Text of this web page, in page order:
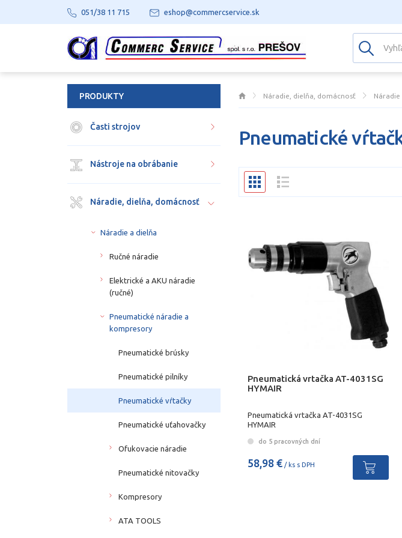
Náradie, dielňa, domácnosť Náradie
Pneumatické
Pneumatická vrtačka AT-4031SG
HYMAIR
Pneumatická vrtačka AT-4031SG
HYMAIR
do 5 pracovných dní
58,98 € / ks s DPH
PRODUKTY
Časti strojov
Nástroje na obrábanie
Náradie, dielňa, domácnosť
Náradie a dielňa
Ručné náradie
Elektrické a AKU náradie
(ručné)
Pneumatické náradie a
kompresory
Pneumatické brúsky
Pneumatické pilníky
Pneumatické vŕtačky
Pneumatické uťahovačky
Ofukovacie náradie
Pneumatické nitovačky
Kompresory
ATA TOOLS
051/38 11 715 eshop@commercservice.sk